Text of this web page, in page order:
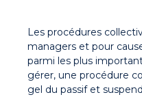
Les procédures
managers et pour
parmi les plus
gérer, une procédure
gel du passif et